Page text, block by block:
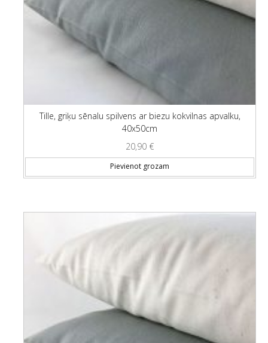
Tille, griķu sēnalu spilvens ar biezu kokvilnas apvalku,
40x50cm
20,90 €
Pievienot grozam